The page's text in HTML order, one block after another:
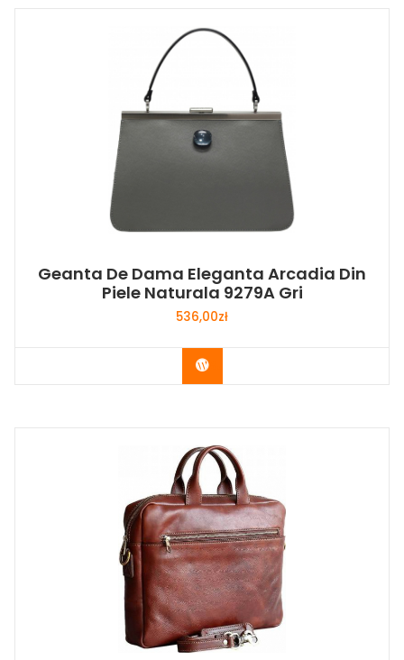
Geanta De Dama Eleganta Arcadia Din
Piele Naturala 9279A Gri
536,00zł
Buy Now